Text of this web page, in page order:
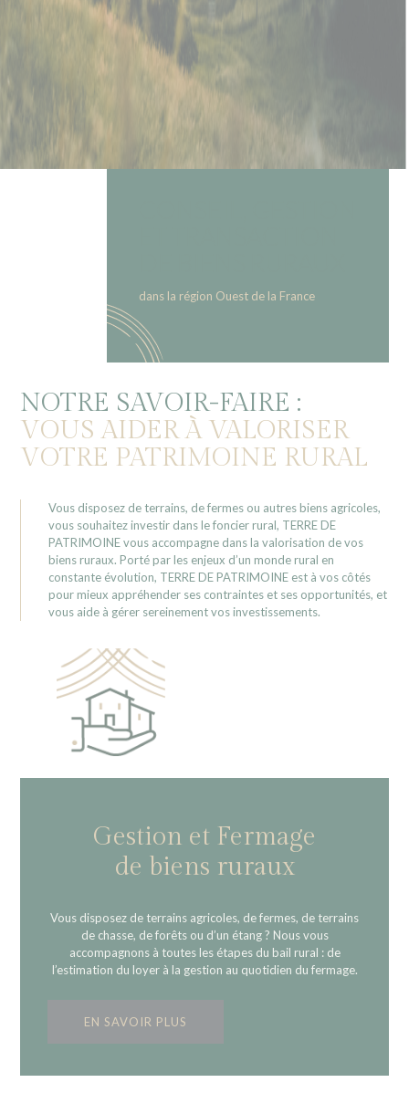
dans la région Ouest de la France
NOTRE SAVOIR-FAIRE :
VOUS AIDER À VALORISER
VOTRE PATRIMOINE RURAL
Vous disposez de terrains, de fermes ou autres biens agricoles,
vous souhaitez investir dans le foncier rural, TERRE DE
PATRIMOINE vous accompagne dans la valorisation de vos
biens ruraux. Porté par les enjeux d’un monde rural en
constante évolution, TERRE DE PATRIMOINE est à vos côtés
pour mieux appréhender ses contraintes et ses opportunités, et
vous aide à gérer sereinement vos investissements.
Gestion et Fermage
de biens ruraux
Vous disposez de terrains agricoles, de fermes, de terrains
de chasse, de forêts ou d’un étang ? Nous vous
accompagnons à toutes les étapes du bail rural : de
l’estimation du loyer à la gestion au quotidien du fermage.
EN SAVOIR PLUS